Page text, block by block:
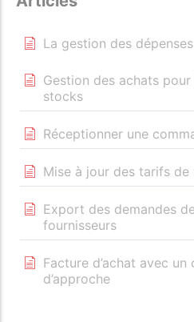
La gestion des
Gestion des achats
stocks
Réceptionner une
Mise à jour des tarifs
Export des demandes
fournisseurs
Facture d’achat avec
d’approche